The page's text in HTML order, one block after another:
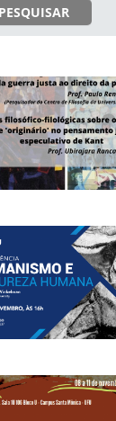
PESQUISAR